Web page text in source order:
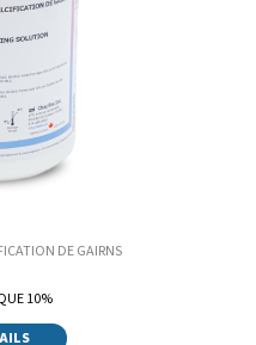
DE GAIRNS
10%